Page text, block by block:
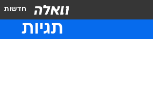
חדשות
תגיות